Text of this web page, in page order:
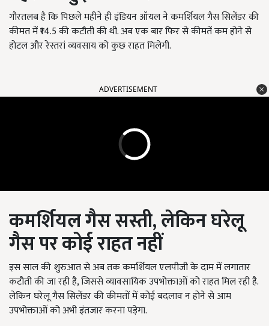
गौरतलब है कि पिछले महीने ही इंडियन ऑयल ने कमर्शियल गैस सिलेंडर की
कीमत में ₹14.5 की कटौती की थी. अब एक बार फिर से कीमतें कम होने से
होटल और रेस्तरां व्यवसाय को कुछ राहत मिलेगी.
ADVERTISEMENT
कमर्शियल गैस सस्ती,लेकिन घरेलू
गैस पर कोई राहत नहीं
इस साल की शुरुआत से अब तक कमर्शियल एलपीजी के दाम में लगातार
कटौती की जा रही है, जिससे व्यावसायिक उपभोक्ताओं को राहत मिल रही है.
लेकिन घरेलू गैस सिलेंडर की कीमतों में कोई बदलाव न होने से आम
उपभोक्ताओं को अभी इंतजार करना पड़ेगा.